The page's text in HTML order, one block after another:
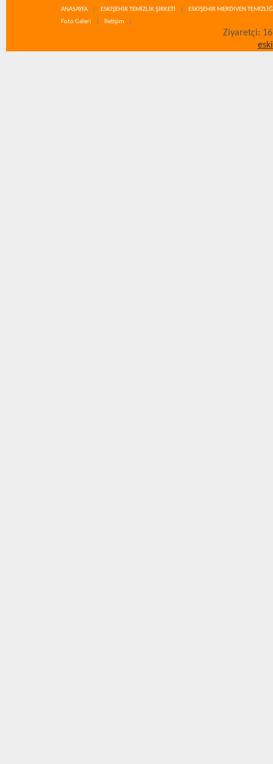
ANASAYFA ESKİŞEHİR TEMİZLİK ŞİRKETİ
ESKİŞEHİR MERDİVEN
Foto Galeri
İletişim
Ziyaretçi: